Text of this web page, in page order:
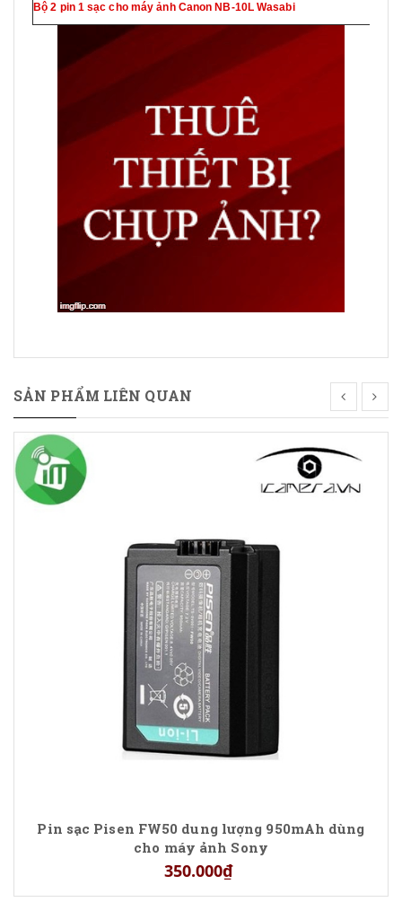
Bộ 2 pin 1 sạc cho máy ảnh Canon NB-10L Wasabi
SẢN PHẨM LIÊN QUAN
Pin sạc Pisen FW50 dung lượng 950mAh dùng
cho máy ảnh Sony
350.000₫